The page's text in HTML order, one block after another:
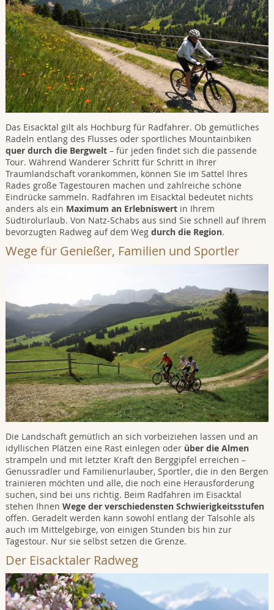
Das Eisacktal gilt als Hochburg für Radfahrer. Ob gemütliches
Radeln entlang des Flusses oder sportliches Mountainbiken
quer durch die Bergwelt– für jeden findet sich die passende
Tour. Während Wanderer Schritt für Schritt in Ihrer
Traumlandschaft vorankommen, können Sie im Sattel Ihres
Rades große Tagestouren machen und zahlreiche schöne
Eindrücke sammeln. Radfahren im Eisacktal bedeutet nichts
anders als ein Maximum an Erlebniswertin Ihrem
Südtirolurlaub. Von Natz-Schabs aus sind Sie schnell auf Ihrem
bevorzugten Radweg auf dem Weg durch die Region.
Wege für Genießer, Familien und Sportler
Die Landschaft gemütlich an sich vorbeiziehen lassen und an
idyllischen Plätzen eine Rast einlegen oder über die Almen
strampeln und mit letzter Kraft den Berggipfel erreichen –
Genussradler und Familienurlauber, Sportler, die in den Bergen
trainieren möchten und alle, die noch eine Herausforderung
suchen, sind bei uns richtig. Beim Radfahren im Eisacktal
stehen Ihnen Wege der verschiedensten Schwierigkeitsstufen
offen. Geradelt werden kann sowohl entlang der Talsohle als
auch im Mittelgebirge, von einigen Stunden bis hin zur
Tagestour. Nur sie selbst setzen die Grenze.
Der Eisacktaler Radweg